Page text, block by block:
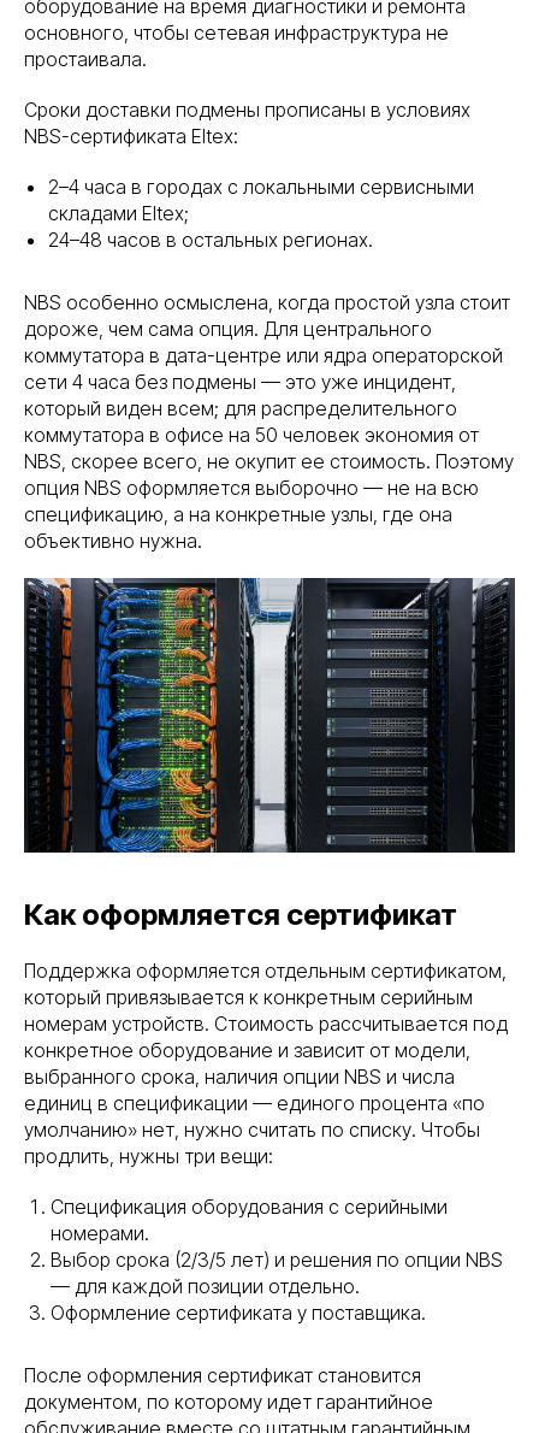
оборудование на время диагностики и ремонта
основного, чтобы сетевая инфраструктура не
простаивала.
Сроки доставки подмены прописаны в условиях
NBS-сертификата Eltex:
2–4 часа в городах с локальными сервисными
складами Eltex;
24–48 часов в остальных регионах.
NBS особенно осмыслена, когда простой узла стоит
дороже, чем сама опция. Для центрального
коммутатора в дата-центре или ядра операторской
сети 4 часа без подмены — это уже инцидент,
который виден всем; для распределительного
коммутатора в офисе на 50 человек экономия от
NBS, скорее всего, не окупит ее стоимость. Поэтому
опция NBS оформляется выборочно — не на всю
спецификацию, а на конкретные узлы, где она
объективно нужна.
Как оформляется сертификат
Поддержка оформляется отдельным сертификатом,
который привязывается к конкретным серийным
номерам устройств. Стоимость рассчитывается под
конкретное оборудование и зависит от модели,
выбранного срока, наличия опции NBS и числа
единиц в спецификации — единого процента «по
умолчанию» нет, нужно считать по списку. Чтобы
продлить, нужны три вещи:
Спецификация оборудования с серийными
номерами.
Выбор срока (2/3/5 лет) и решения по опции NBS
— для каждой позиции отдельно.
Оформление сертификата у поставщика.
После оформления сертификат становится
документом, по которому идет гарантийное